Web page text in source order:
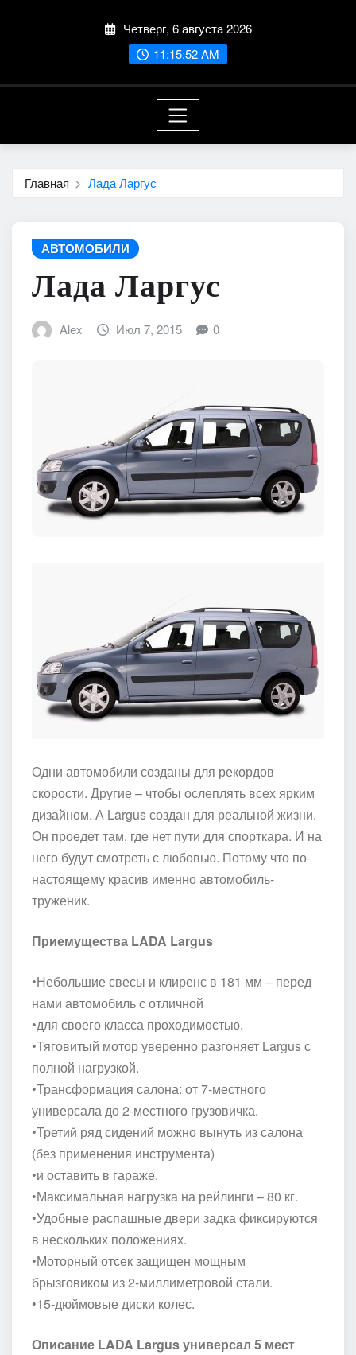
Четверг, 6 августа 2026
11:15:53 AM
Главная Лада Ларгус
АВТОМОБИЛИ
Лада Ларгус
Alex Июл 7, 2015 0
Одни автомобили созданы для рекордов
скорости. Другие – чтобы ослеплять всех ярким
дизайном. А Largus создан для реальной жизни.
Он проедет там, где нет пути для спорткара. И на
него будут смотреть с любовью. Потому что по-
настоящему красив именно автомобиль-
труженик.
Приемущества LADA Largus
•Небольшие свесы и клиренс в 181 мм – перед
нами автомобиль с отличной
•для своего класса проходимостью.
•Тяговитый мотор уверенно разгоняет Largus с
полной нагрузкой.
•Трансформация салона: от 7-местного
универсала до 2-местного грузовичка.
•Третий ряд сидений можно вынуть из салона
(без применения инструмента)
•и оставить в гараже.
•Максимальная нагрузка на рейлинги – 80 кг.
•Удобные распашные двери задка фиксируются
в нескольких положениях.
•Моторный отсек защищен мощным
брызговиком из 2-миллиметровой стали.
•15-дюймовые диски колес.
Описание LADA Largus универсал 5 мест